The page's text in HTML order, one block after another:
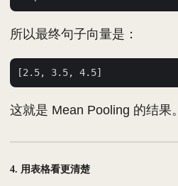
所以最终句子向量是：
这就是 Mean Pooling 的结果。
4. 用表格看更清楚